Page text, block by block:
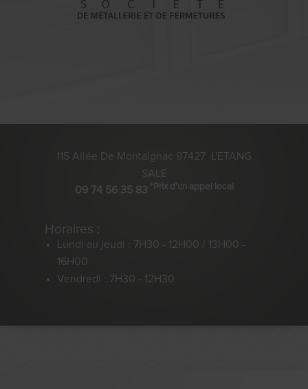
115 Allée De Montaignac 97427
L'ETANG
SALE
09 74 56 35 83 *Prix d'un appel local
Horaires :
Lundi au jeudi : 7H30 - 12H00 / 13H00 -
16H00
Vendredi : 7H30 - 12H30